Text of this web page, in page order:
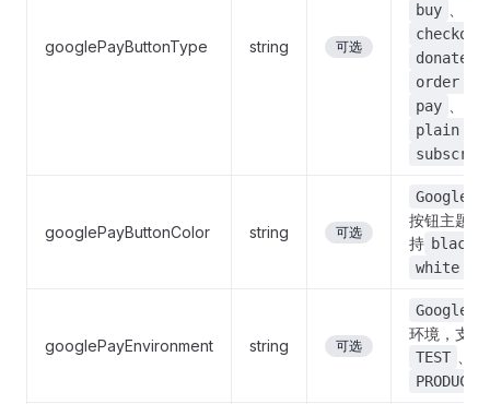
googlePayButtonType string 可选
buy
checkout
donate
order
pay
plain
googlePayButtonColor string 可选
Google
按钮主题，
持 black
white
googlePayEnvironment string 可选
Google
环境，支持
TEST